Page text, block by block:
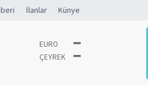
İlanlar Künye
EURO
ÇEYREK